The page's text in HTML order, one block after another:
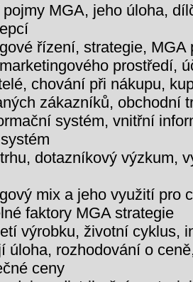
MGA, jeho úloha,
řízení, strategie,
prostředí,
chování při nákupu,
zákazníků, obchodní
systém, vnitřní
dotazníkový výzkum,
mix a jeho využití pro
faktory MGA strategie
výrobku, životní cyklus,
úloha, rozhodování o
ceny